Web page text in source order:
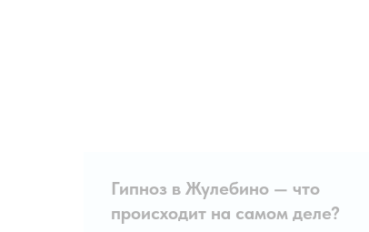
Гипноз в Жулебино — что
происходит на самом деле?